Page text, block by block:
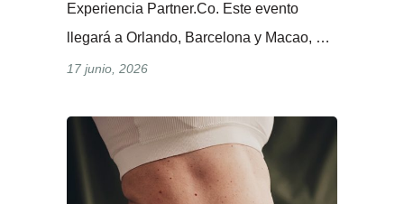
Experiencia Partner.Co. Este evento
llegará a Orlando, Barcelona y Macao, …
17 junio, 2026